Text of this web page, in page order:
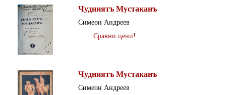
Чудниятъ Мустаканъ
Симеон Андреев
Сравни цени!
Чудниятъ Мустаканъ
Симеон Андреев